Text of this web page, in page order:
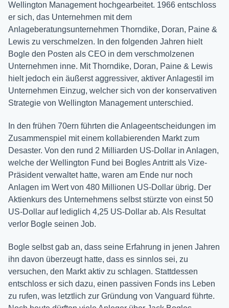
Wellington Management hochgearbeitet. 1966 entschloss
er sich, das Unternehmen mit dem
Anlageberatungsunternehmen Thorndike, Doran, Paine &
Lewis zu verschmelzen. In den folgenden Jahren hielt
Bogle den Posten als CEO in dem verschmolzenen
Unternehmen inne. Mit Thorndike, Doran, Paine & Lewis
hielt jedoch ein äußerst aggressiver, aktiver Anlagestil im
Unternehmen Einzug, welcher sich von der konservativen
Strategie von Wellington Management unterschied.
In den frühen 70ern führten die Anlageentscheidungen im
Zusammenspiel mit einem kollabierenden Markt zum
Desaster. Von den rund 2 Milliarden US-Dollar in Anlagen,
welche der Wellington Fund bei Bogles Antritt als Vize-
Präsident verwaltet hatte, waren am Ende nur noch
Anlagen im Wert von 480 Millionen US-Dollar übrig. Der
Aktienkurs des Unternehmens selbst stürzte von einst 50
US-Dollar auf lediglich 4,25 US-Dollar ab. Als Resultat
verlor Bogle seinen Job.
Bogle selbst gab an, dass seine Erfahrung in jenen Jahren
ihn davon überzeugt hatte, dass es sinnlos sei, zu
versuchen, den Markt aktiv zu schlagen. Stattdessen
entschloss er sich dazu, einen passiven Fonds ins Leben
zu rufen, was letztlich zur Gründung von Vanguard führte.